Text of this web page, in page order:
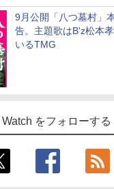
9月公開「八つ墓村」
告。主題歌はB'z松本
いるTMG
Watch をフォローする